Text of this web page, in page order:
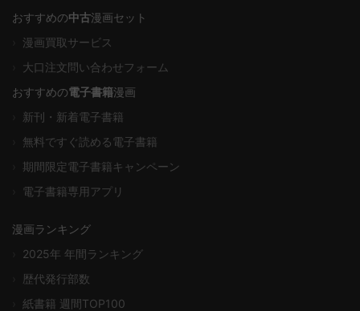
おすすめの中古漫画セット
漫画買取サービス
大口注文問い合わせフォーム
おすすめの電子書籍漫画
新刊・新着電子書籍
無料ですぐ読める電子書籍
期間限定電子書籍キャンペーン
電子書籍専用アプリ
漫画ランキング
2025年 年間ランキング
歴代発行部数
紙書籍 週間TOP100